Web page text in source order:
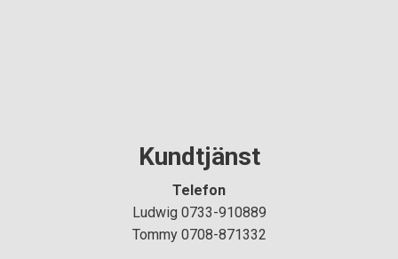
Kundtjänst
Telefon
Ludwig 0733-910889
Tommy 0708-871332